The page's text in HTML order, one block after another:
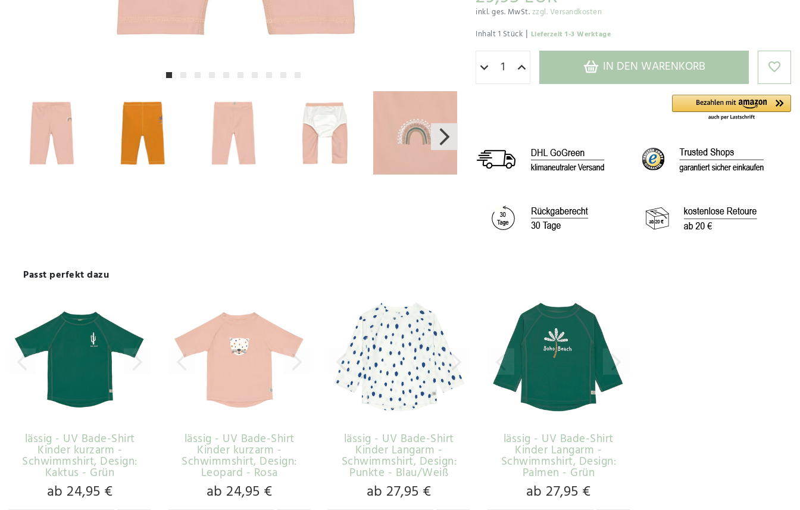
inkl. ges. MwSt.zzgl. Versandkosten
Inhalt1 Stück | Lieferzeit 1-3 Werktage
IN DEN WARENKORB
Passt perfekt dazu
lässig - UV Bade-Shirt
Kinder kurzarm -
Schwimmshirt, Design:
Kaktus - Grün
ab 24,95 €
lässig - UV Bade-Shirt
Kinder kurzarm -
Schwimmshirt, Design:
Leopard - Rosa
ab 24,95 €
lässig - UV Bade-Shirt
Kinder Langarm -
Schwimmshirt, Design:
Punkte - Blau/Weiß
ab 27,95 €
lässig - UV Bade-Shirt
Kinder Langarm -
Schwimmshirt, Design:
Palmen - Grün
ab 27,95 €